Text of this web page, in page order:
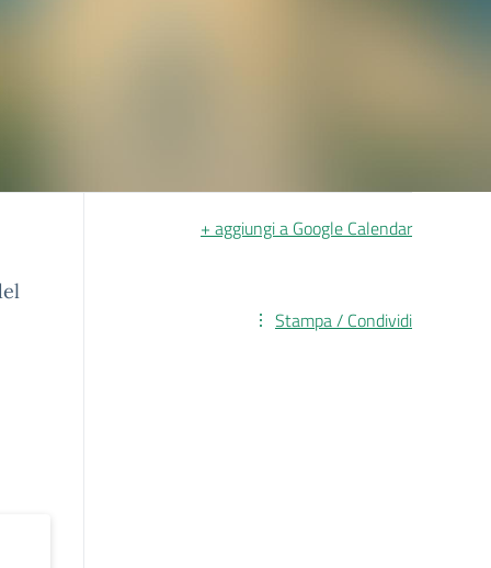
+ aggiungi a Google Calendar
Stampa / Condividi